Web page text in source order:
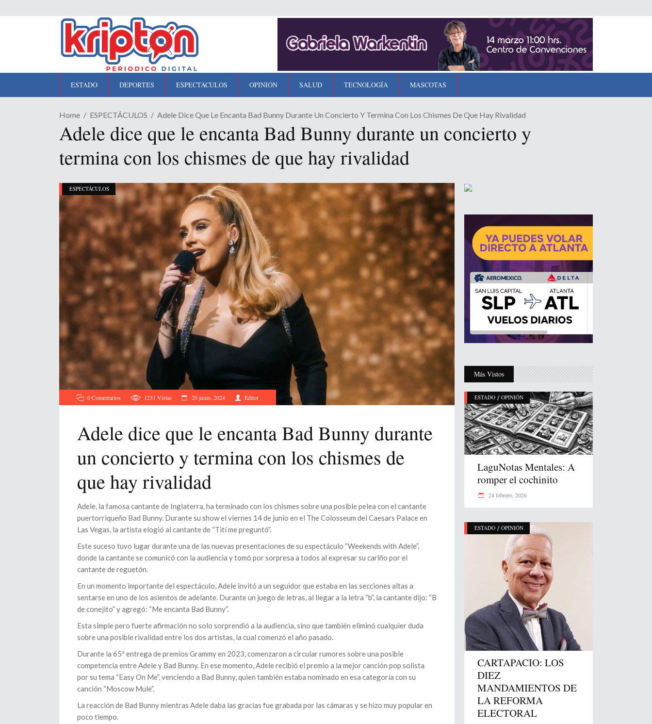
ESTADO DEPORTES ESPECTÁCULOS OPINIÓN SALUD TECNOLOGÍA MASCOTAS
Home ESPECTÁCULOS Adele Dice Que Le Encanta Bad Bunny Durante Un Concierto Y Termina Con Los Chismes De Que Hay Rivalidad
Adele dice que le encanta Bad Bunny durante un concierto y
termina con los chismes de que hay rivalidad
ESPECTÁCULOS
0 Comentarios 1231 Vistas 20 junio, 2024 Editor
Adele dice que le encanta Bad Bunny durante
un concierto y termina con los chismes de
que hay rivalidad
Adele, la famosa cantante de Inglaterra, ha terminado con los chismes sobre una posible pelea con el cantante
puertorriqueño Bad Bunny. Durante su show el viernes 14 de junio en el The Colosseum del Caesars Palace en
Las Vegas, la artista elogió al cantante de “Tití me preguntó”.
Este suceso tuvo lugar durante una de las nuevas presentaciones de su espectáculo “Weekends with Adele”,
donde la cantante se comunicó con la audiencia y tomó por sorpresa a todos al expresar su cariño por el
cantante de reguetón.
En un momento importante del espectáculo, Adele invitó a un seguidor que estaba en las secciones altas a
sentarse en uno de los asientos de adelante. Durante un juego de letras, al llegar a la letra “b”, la cantante dijo: “B
de conejito” y agregó: “Me encanta Bad Bunny”.
Esta simple pero fuerte afirmación no solo sorprendió a la audiencia, sino que también eliminó cualquier duda
sobre una posible rivalidad entre los dos artistas, la cual comenzó el año pasado.
Durante la 65ª entrega de premios Grammy en 2023, comenzaron a circular rumores sobre una posible
competencia entre Adele y Bad Bunny. En ese momento, Adele recibió el premio a la mejor canción pop solista
por su tema “Easy On Me”, venciendo a Bad Bunny, quien también estaba nominado en esa categoría con su
canción “Moscow Mule”.
La reacción de Bad Bunny mientras Adele daba las gracias fue grabada por las cámaras y se hizo muy popular en
poco tiempo.
Más Vistos
ESTADO / OPINIÓN
LaguNotas Mentales: A
romper el cochinito
24 febrero, 2026
ESTADO / OPINIÓN
CARTAPACIO: LOS
DIEZ
MANDAMIENTOS DE
LA REFORMA
ELECTORAL